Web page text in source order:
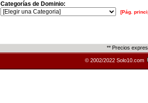
Categorías de Dominio:
[Pág.
** Precios
© 2002/2022 Solo10.com